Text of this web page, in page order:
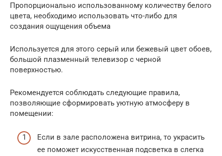
Пропорционально использованному количеству белого
цвета, необходимо использовать что-либо для
создания ощущения объема
Используется для этого серый или бежевый цвет обоев,
большой плазменный телевизор с черной
поверхностью.
Рекомендуется соблюдать следующие правила,
позволяющие сформировать уютную атмосферу в
помещении:
Если в зале расположена витрина, то украсить
ее поможет искусственная подсветка в слегка